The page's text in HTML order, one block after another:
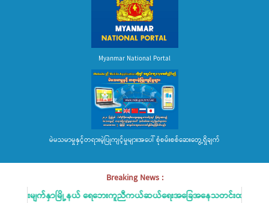
Myanmar National Portal
မဲမသမာမှုနှင့်တရားမဲ့ပြုကျင့်မှုများအပေါ် စုံစမ်းစစ်ဆေးတွေ့ရှိချက်
Breaking News :
လေးမျက်နှာမြို့နယ် ရေဘေးကူညီကယ်ဆယ်ရေးအခြေအနေသတင်းထုတ်ပြန်ခြင်း